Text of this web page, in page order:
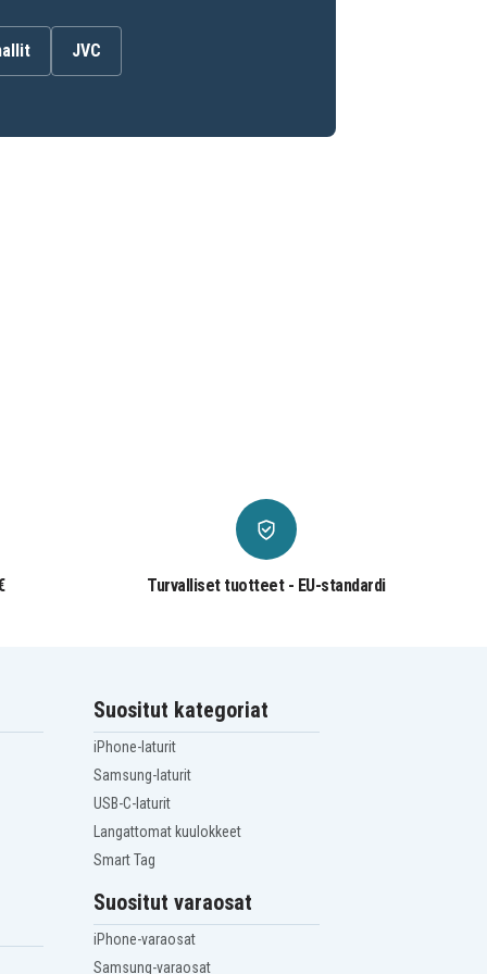
JVC
Turvalliset tuotteet - EU-standardi
Suositut kategoriat
iPhone-laturit
Samsung-laturit
USB-C-laturit
Langattomat kuulokkeet
Smart Tag
Suositut varaosat
iPhone-varaosat
Samsung-varaosat